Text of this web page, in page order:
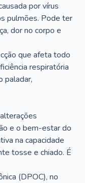
por vírus
pulmões. Pode ter
dor no corpo e
que afeta todo
respiratória
paladar,
e o bem-estar do
na capacidade
tosse e chiado. É
(DPOC), no